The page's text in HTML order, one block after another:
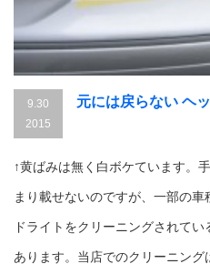
9.30
2015
元には戻らない ヘ
↑黄ばみは無く白ボケています。
まり載せないのですが、一部の
ドライトをクリーニングされて
あります。当店でのクリーニン